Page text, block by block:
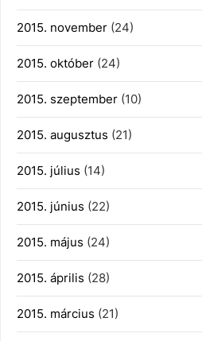
2015. november (24)
2015. október (24)
2015. szeptember (10)
2015. augusztus (21)
2015. július (14)
2015. június (22)
2015. május (24)
2015. április (28)
2015. március (21)